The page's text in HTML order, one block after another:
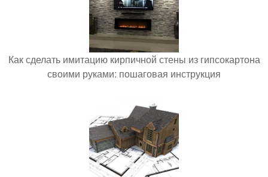
Как сделать имитацию кирпичной стены из гипсокартона
своими руками: пошаговая инструкция